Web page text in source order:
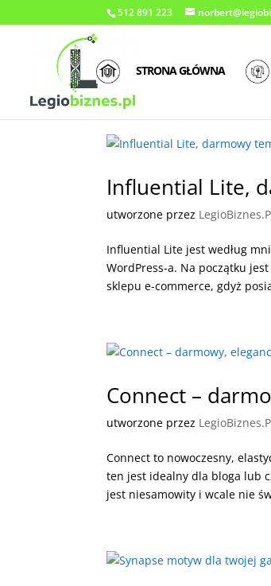
512 891 223
STRONA GŁÓWNA
Influential Lite,
utworzone przez
Influential Lite jest według
WordPress-a. Na początku
sklepu e-commerce, gdyż
Connect –
utworzone przez
Connect to nowoczesny,
ten jest idealny dla bloga lub
jest niesamowity i wcale nie